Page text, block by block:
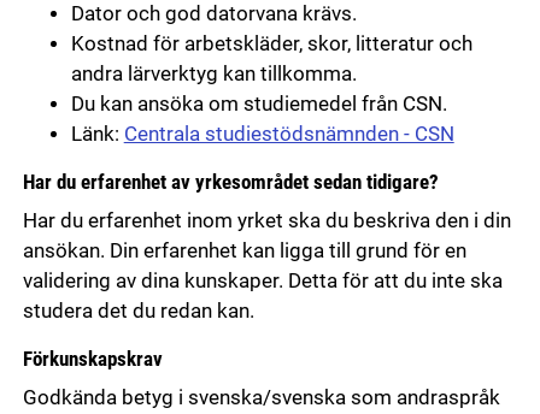
Dator och god datorvana krävs.
Kostnad för arbetskläder, skor, litteratur och
andra lärverktyg kan tillkomma.
Du kan ansöka om studiemedel från CSN.
Länk: Centrala studiestödsnämnden - CSN
Har du erfarenhet av yrkesområdet sedan tidigare?
Har du erfarenhet inom yrket ska du beskriva den i din
ansökan. Din erfarenhet kan ligga till grund för en
validering av dina kunskaper. Detta för att du inte ska
studera det du redan kan.
Förkunskapskrav
Godkända betyg i svenska/svenska som andraspråk